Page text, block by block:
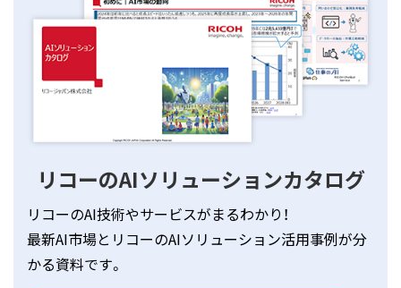
リコーのAIソリューションカタログ
リコーのAI技術やサービスがまるわかり！
最新AI市場とリコーのAIソリューション活用事例が分
かる資料です。